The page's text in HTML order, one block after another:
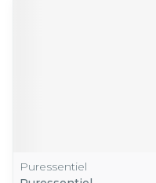
Puressentiel